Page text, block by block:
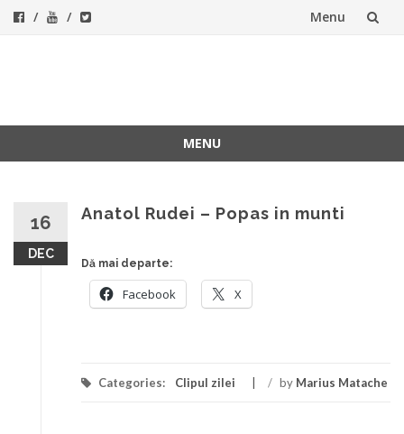
Menu
MENU
16
DEC
Anatol Rudei – Popas in munti
Dă mai departe:
Facebook X
Categories: Clipul zilei / by Marius Matache